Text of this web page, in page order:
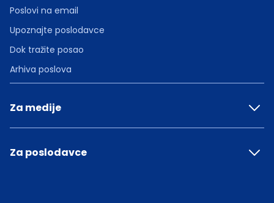
Poslovi na email
Upoznajte poslodavce
Dok tražite posao
Arhiva poslova
Za medije
Za poslodavce